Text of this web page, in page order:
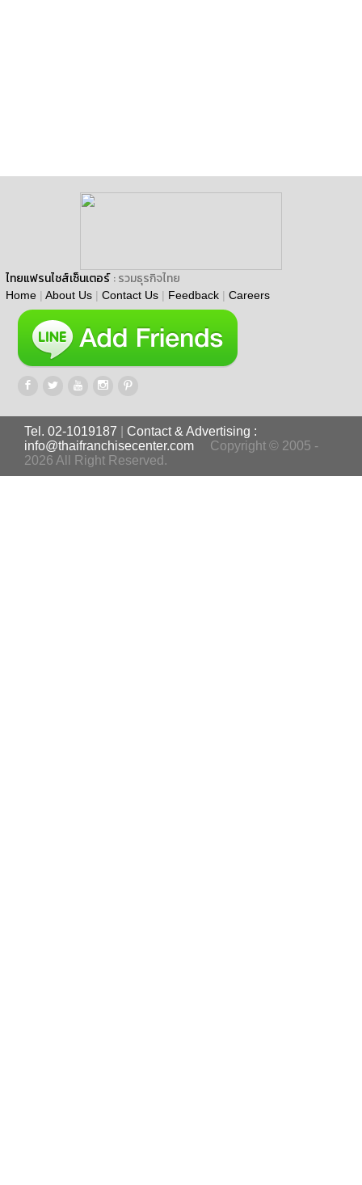
ไทยแฟรนไชส์เซ็นเตอร์ : รวมธุรกิจไทย
Home | About Us | Contact Us | Feedback | Careers
Tel. 02-1019187
Contact & Advertising :
info@thaifranchisecenter.com
Copyright © 2005 -
2026 All Right Reserved.